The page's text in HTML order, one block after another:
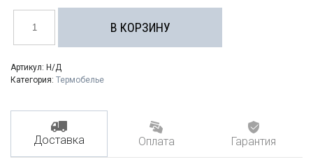
товара
бельевой
мальчика
CLEVER
В КОРЗИНУ
Артикул: Н/Д
Категория: Термобелье
Доставка Оплата Гарантия